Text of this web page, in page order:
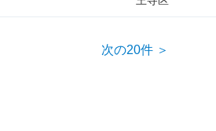
次の20件 ＞